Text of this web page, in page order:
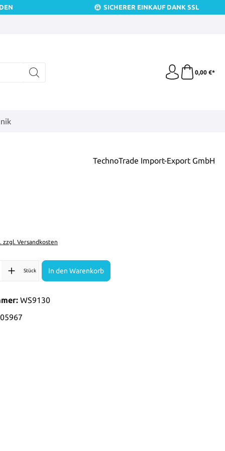
SICHERER EINKAUF DANK SSL
0,00 €*
TechnoTrade Import-Export GmbH
zzgl. Versandkosten
Gib den gewünschten Wert ein oder benutze die
Stück In den Warenkorb
WS9130